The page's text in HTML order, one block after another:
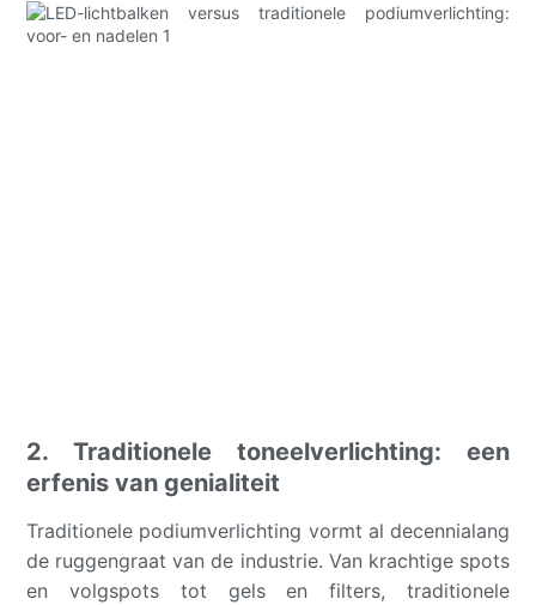
2. Traditionele toneelverlichting: een
erfenis van genialiteit
Traditionele podiumverlichting vormt al decennialang
de ruggengraat van de industrie. Van krachtige spots
en volgspots tot gels en filters, traditionele